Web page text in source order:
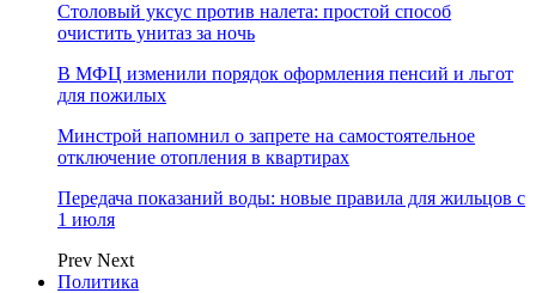
Столовый уксус против налета: простой способ
очистить унитаз за ночь
В МФЦ изменили порядок оформления пенсий и льгот
для пожилых
Минстрой напомнил о запрете на самостоятельное
отключение отопления в квартирах
Передача показаний воды: новые правила для жильцов с
1 июля
Prev Next
Политика